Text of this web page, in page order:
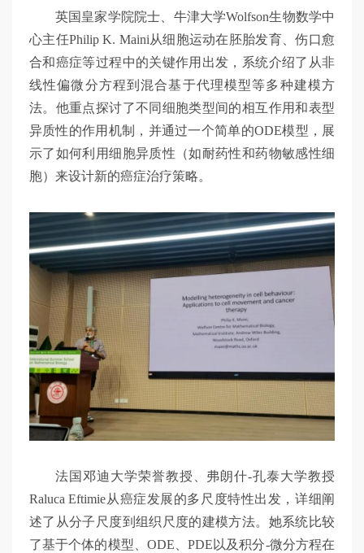
英国皇家学院院士、牛津大学Wolfson生物数学中
心主任Philip K. Maini从细胞运动在胚胎发育、伤口愈
合和癌症等过程中的关键作用出发，系统介绍了从非
线性偏微分方程到混合基于代理模型等多种建模方
法。他重点探讨了不同细胞类型间的相互作用和表型
异质性的作用机制，并通过一个简单的ODE模型，展
示了如何利用细胞异质性（如耐药性和药物敏感性细
胞）来设计新的癌症治疗策略。
法国邓迪大学荣誉教授、弗朗什-孔泰大学教授
Raluca Eftimie从癌症发展的多尺度特性出发，详细阐
述了从分子尺度到组织尺度的建模方法。她系统比较
了基于个体的模型、ODE、PDE以及积分-微分方程在